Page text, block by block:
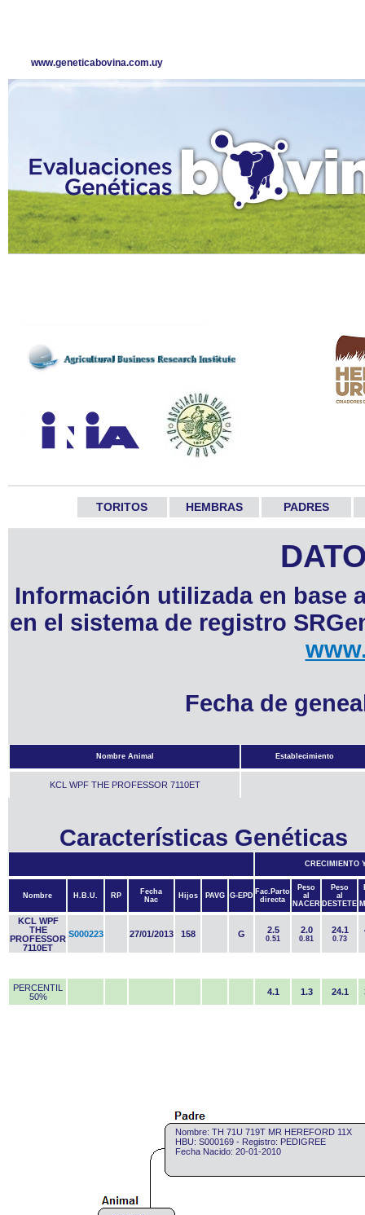
www.geneticabovina.com.uy
TORITOS HEMBRAS PADRES
Información utilizada en base
en el sistema de registro
Fecha de
Nombre Animal Establecimiento
KCL WPF THE PROFESSOR 7110ET
Características Genéticas
CRECIMIENTO
Nombre H.B.U. RP
Fecha
Nac
Hijos PAVG G-EPD Fac.Parto
directa
Peso
al
NACER
Peso
al
DESTETE
KCL WPF
THE
PROFESSOR
7110ET
S000223 27/01/2013 158 G 2.5
0.51
2.0
0.81
24.1
0.73
PERCENTIL
50%
4.1 1.3 24.1
Nombre: TH 71U 719T MR HEREFORD 11X
HBU: S000169 - Registro: PEDIGREE
Fecha Nacido: 20-01-2010